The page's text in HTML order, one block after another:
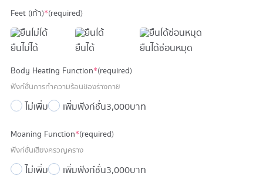
Feet (เท้า)*(required)
ยืนไม่ได้ ยืนได้ ยืนได้ซ่อนหมุด
Body Heating Function*(required)
ฟังก์ชั่นการทำความร้อนของร่างกาย
ไม่เพิ่ม เพิ่มฟังก์ชั่น3,000 บาท
Moaning Function*(required)
ฟังก์ชั่นเสียงครวญคราง
ไม่เพิ่ม เพิ่มฟังก์ชั่น3,000 บาท